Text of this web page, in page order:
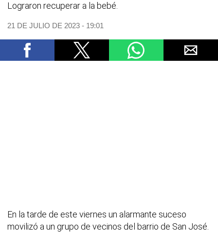
Lograron recuperar a la bebé.
21 DE JULIO DE 2023 - 19:01
En la tarde de este viernes un alarmante suceso
movilizó a un grupo de vecinos del barrio de San José.